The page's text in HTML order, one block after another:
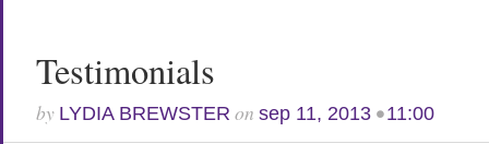
Testimonials
by LYDIA BREWSTER on sep 11, 2013•11:00